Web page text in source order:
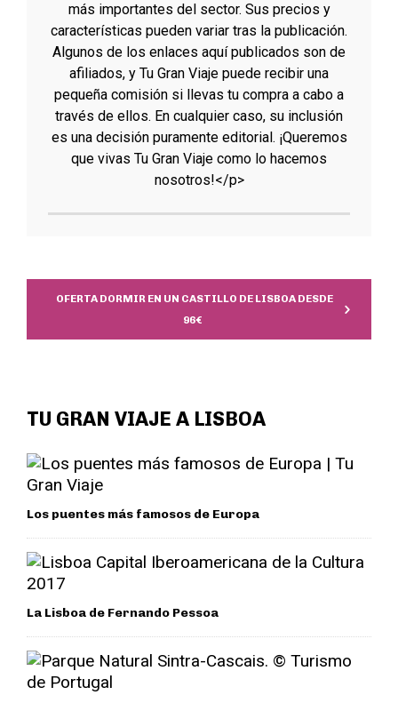
más importantes del sector. Sus precios y
características pueden variar tras la publicación.
Algunos de los enlaces aquí publicados son de
afiliados, y Tu Gran Viaje puede recibir una
pequeña comisión si llevas tu compra a cabo a
través de ellos. En cualquier caso, su inclusión
es una decisión puramente editorial. ¡Queremos
que vivas Tu Gran Viaje como lo hacemos
nosotros!</p>
OFERTA DORMIR EN UN CASTILLO DE LISBOA DESDE
96€
TU GRAN VIAJE A LISBOA
Los puentes más famosos de Europa
La Lisboa de Fernando Pessoa